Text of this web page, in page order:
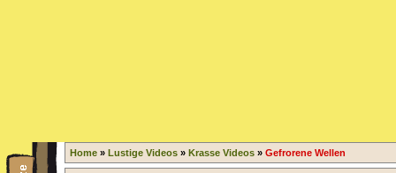
Home » Lustige Videos » Krasse Videos » Gefrorene Wellen